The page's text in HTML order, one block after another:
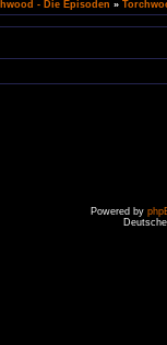
- Die Episoden »
Powered by